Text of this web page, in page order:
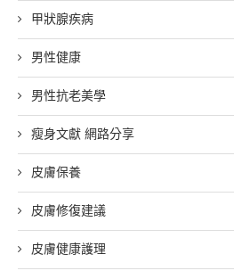
甲狀腺疾病
男性健康
男性抗老美學
瘦身文獻 網路分享
皮膚保養
皮膚修復建議
皮膚健康護理